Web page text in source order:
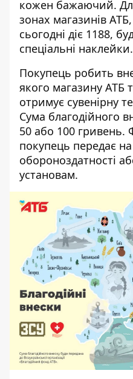
кожен бажаючий.
зонах магазинів
сьогодні діє 1188,
спеціальні наклейки.
Покупець робить
якого магазину АТБ
отримує сувенірну
Сума благодійного
50 або 100 гривень.
покупець передає
обороноздатності
установам.